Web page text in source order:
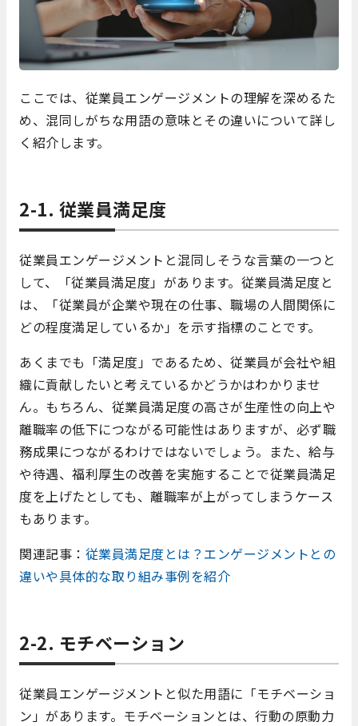
ここでは、従業員エンゲージメントの理解を深めるた
め、混同しがちな用語の意味とその違いについて詳し
く紹介します。
2-1. 従業員満足度
従業員エンゲージメントと混同しそうな言葉の一つと
して、「従業員満足度」があります。従業員満足度と
は、「従業員が企業や現在の仕事、職場の人間関係に
どの程度満足しているか」を示す指標のことです。
あくまでも「満足度」であるため、従業員が会社や組
織に貢献したいと考えているかどうかはわかりませ
ん。もちろん、従業員満足度の高さが生産性の向上や
離職率の低下につながる可能性はありますが、必ず職
務成果につながるわけではないでしょう。また、給与
や待遇、福利厚生の改善を実施することで従業員満足
度を上げたとしても、離職率が上がってしまうケース
もあります。
関連記事： 従業員満足度とは？エンゲージメントとの
違いや具体的な取り組み事例を紹介
2-2. モチベーション
従業員エンゲージメントと似た用語に「モチベーショ
ン」があります。モチベーションとは、行動の原動力